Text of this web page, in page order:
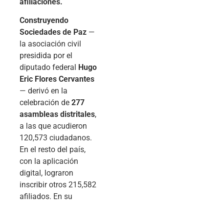
Construyendo
Sociedades de Paz —
la asociación civil
presidida por el
diputado federal
Hugo
Eric Flores Cervantes
— derivó en la
celebración de 277
asambleas distritales,
a las que acudieron
120,573 ciudadanos.
En el resto del país,
con la aplicación
digital, lograron
inscribir otros 215,582
afiliados. En su